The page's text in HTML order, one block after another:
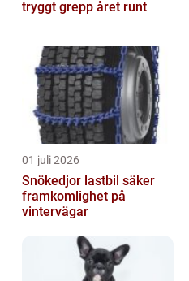
tryggt grepp året runt
01 juli 2026
Snökedjor lastbil säker
framkomlighet på
vintervägar